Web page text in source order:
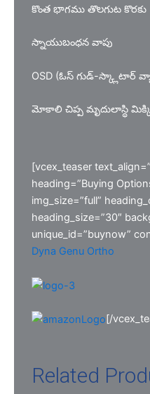
కొంత భాగము తొలగుట కొరకు
స్నాయుబంధన వాపు
OSD (ఓస్ గుడ్-స్క్లాటార్
మోకాలి చిప్ప మృదులాస్థి
[vcex_teaser
heading=”Buying
img_size=”full”
heading_size=”30″
unique_id=”buynow”
Dyna Genu Ortho
[/
Related